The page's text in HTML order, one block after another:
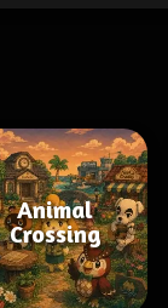
Animal
Crossing